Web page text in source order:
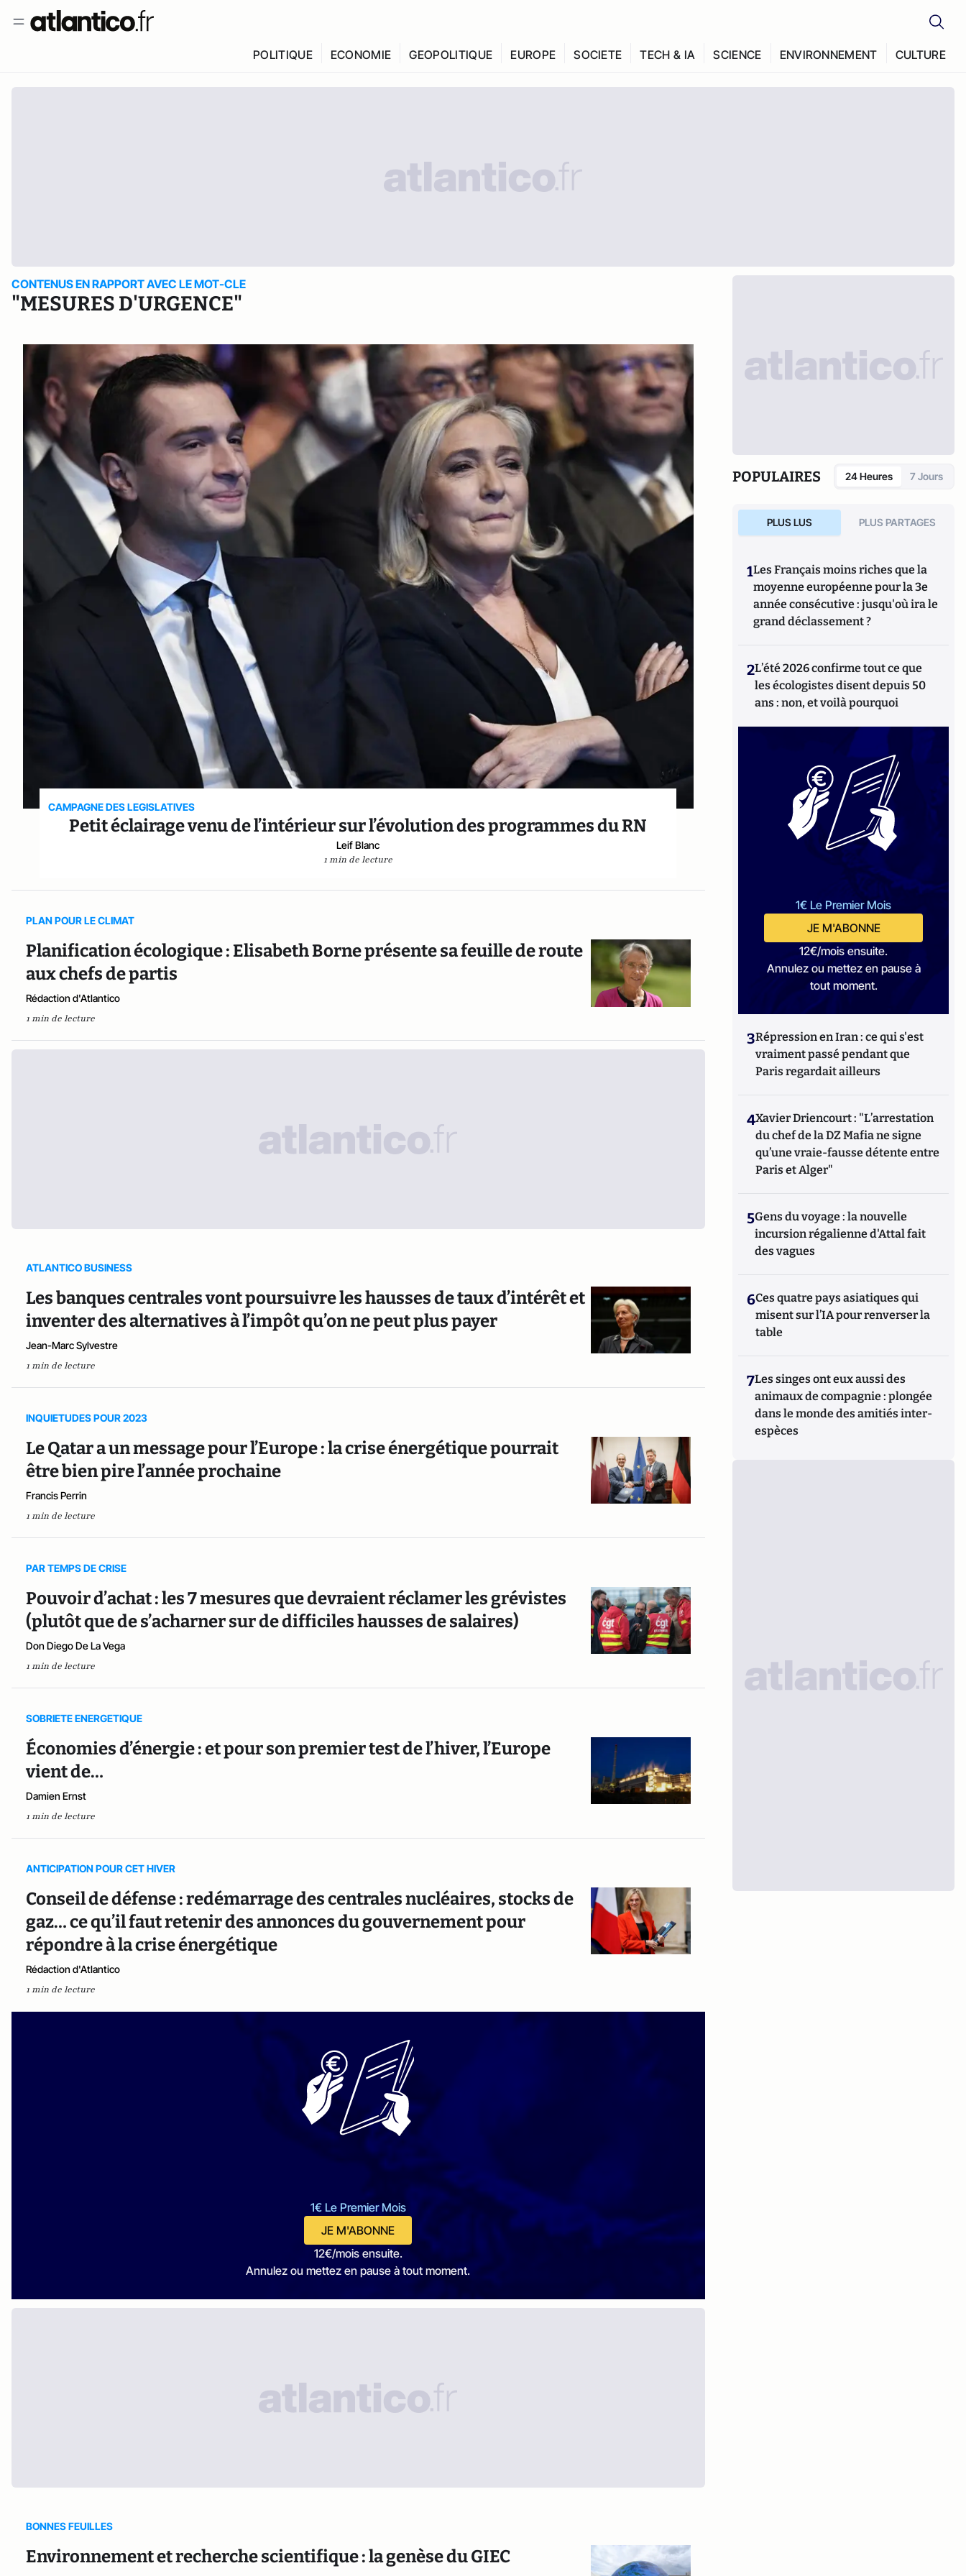
POLITIQUE ECONOMIE GEOPOLITIQUE EUROPE SOCIETE TECH & IA SCIENCE ENVIRONNEMENT CULTURE
CONTENUS EN RAPPORT AVEC LE MOT-CLE
"MESURES D'URGENCE"
CAMPAGNE DES LEGISLATIVES
Petit éclairage venu de l’intérieur sur l’évolution des programmes du RN
Leif Blanc
1 min de lecture
PLAN POUR LE CLIMAT
Planification écologique : Elisabeth Borne présente sa feuille de route
aux chefs de partis
Rédaction d'Atlantico
1 min de lecture
ATLANTICO BUSINESS
Les banques centrales vont poursuivre les hausses de taux d’intérêt et
inventer des alternatives à l’impôt qu’on ne peut plus payer
Jean-Marc Sylvestre
1 min de lecture
INQUIETUDES POUR 2023
Le Qatar a un message pour l’Europe : la crise énergétique pourrait
être bien pire l’année prochaine
Francis Perrin
1 min de lecture
PAR TEMPS DE CRISE
Pouvoir d’achat : les 7 mesures que devraient réclamer les grévistes
(plutôt que de s’acharner sur de difficiles hausses de salaires)
Don Diego De La Vega
1 min de lecture
SOBRIETE ENERGETIQUE
Économies d’énergie : et pour son premier test de l’hiver, l’Europe
vient de…
Damien Ernst
1 min de lecture
ANTICIPATION POUR CET HIVER
Conseil de défense : redémarrage des centrales nucléaires, stocks de
gaz… ce qu’il faut retenir des annonces du gouvernement pour
répondre à la crise énergétique
Rédaction d'Atlantico
1 min de lecture
1€ Le Premier Mois
JE M'ABONNE
12€/mois ensuite.
Annulez ou mettez en pause à tout moment.
BONNES FEUILLES
Environnement et recherche scientifique : la genèse du GIEC
POPULAIRES 24 Heures 7 Jours
PLUS LUS PLUS PARTAGES
1Les Français moins riches que la
moyenne européenne pour la 3e
année consécutive : jusqu'où ira le
grand déclassement ?
2L’été 2026 confirme tout ce que
les écologistes disent depuis 50
ans : non, et voilà pourquoi
1€ Le Premier Mois
JE M'ABONNE
12€/mois ensuite.
Annulez ou mettez en pause à
tout moment.
3Répression en Iran : ce qui s'est
vraiment passé pendant que
Paris regardait ailleurs
4Xavier Driencourt : "L’arrestation
du chef de la DZ Mafia ne signe
qu’une vraie-fausse détente entre
Paris et Alger"
5Gens du voyage : la nouvelle
incursion régalienne d'Attal fait
des vagues
6Ces quatre pays asiatiques qui
misent sur l’IA pour renverser la
table
7Les singes ont eux aussi des
animaux de compagnie : plongée
dans le monde des amitiés inter-
espèces